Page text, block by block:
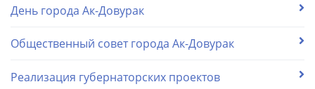
День города Ак-Довурак
Общественный совет города Ак-Довурак
Реализация губернаторских проектов